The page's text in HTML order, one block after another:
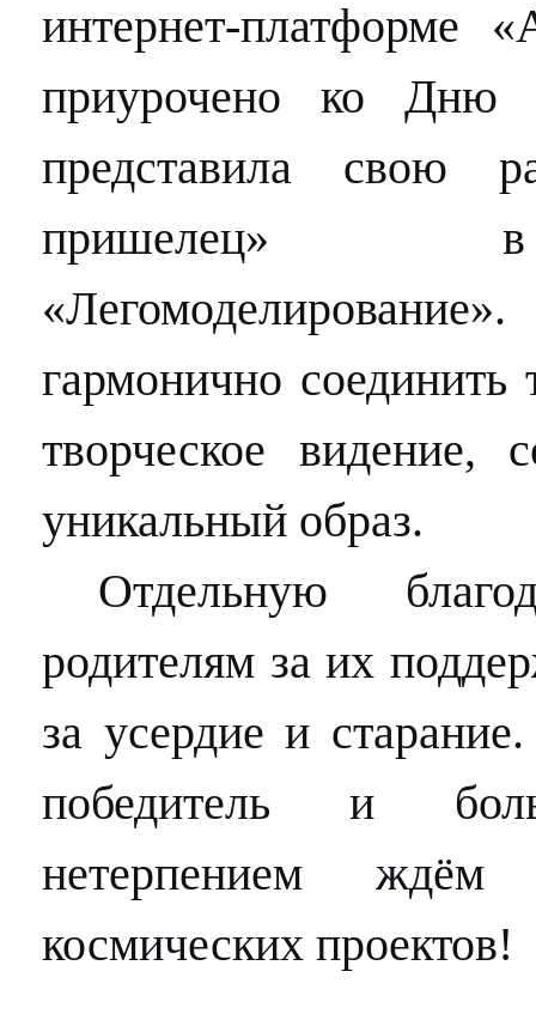
интернет-платформе
приурочено ко Дню
представила свою
пришелец»
гармонично соединить
творческое видение,
уникальный образ.
Отдельную
родителям за их
за усердие и
победитель и
нетерпением
космических проектов!